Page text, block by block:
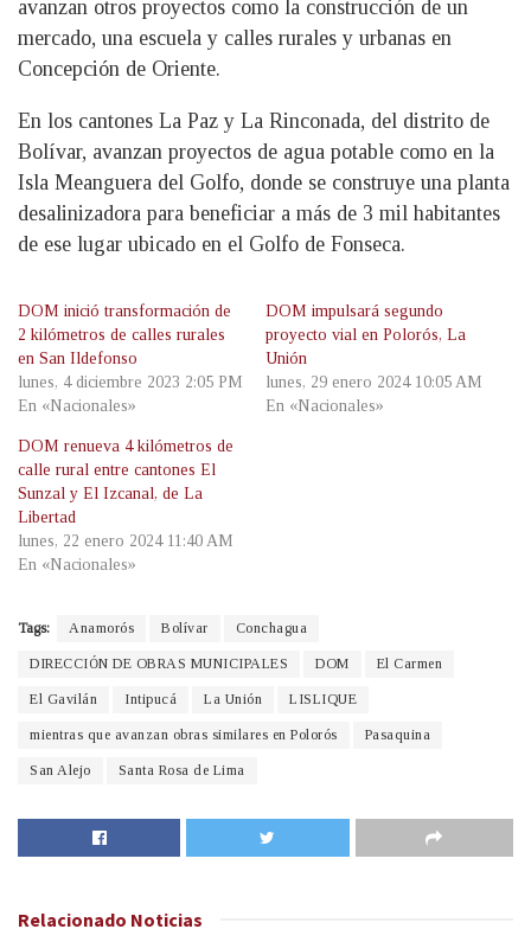
avanzan otros proyectos como la construcción de un
mercado, una escuela y calles rurales y urbanas en
Concepción de Oriente.
En los cantones La Paz y La Rinconada, del distrito de
Bolívar, avanzan proyectos de agua potable como en la
Isla Meanguera del Golfo, donde se construye una planta
desalinizadora para beneficiar a más de 3 mil habitantes
de ese lugar ubicado en el Golfo de Fonseca.
DOM inició transformación de
2 kilómetros de calles rurales
en San Ildefonso
lunes, 4 diciembre 2023 2:05 PM
En «Nacionales»
DOM impulsará segundo
proyecto vial en Polorós, La
Unión
lunes, 29 enero 2024 10:05 AM
En «Nacionales»
DOM renueva 4 kilómetros de
calle rural entre cantones El
Sunzal y El Izcanal, de La
Libertad
lunes, 22 enero 2024 11:40 AM
En «Nacionales»
Tags: Anamorós Bolívar Conchagua
DIRECCIÓN DE OBRAS MUNICIPALES DOM El Carmen
El Gavilán Intipucá La Unión LISLIQUE
mientras que avanzan obras similares en Polorós Pasaquina
San Alejo Santa Rosa de Lima
Relacionado Noticias